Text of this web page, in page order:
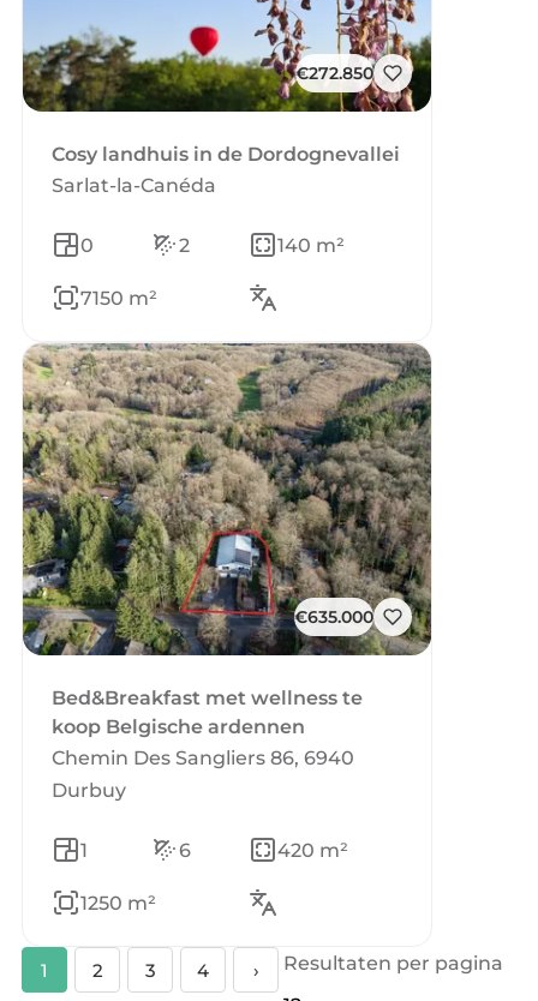
€272.850
Cosy landhuis in de Dordognevallei
Sarlat-la-Canéda
0 2 140 m²
7150 m²
€635.000
Bed&Breakfast met wellness te
koop Belgische ardennen
Chemin Des Sangliers 86, 6940
Durbuy
1 6 420 m²
1250 m²
1 2 3 4 › Resultaten per pagina